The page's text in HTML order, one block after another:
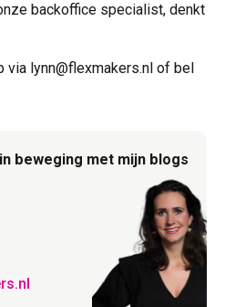
backoffice specialist, denkt
via lynn@flexmakers.nl of bel
beweging met mijn blogs